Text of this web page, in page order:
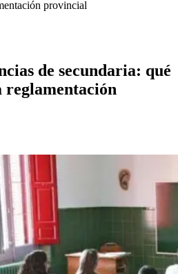
provincial
de secundaria: qué
reglamentación